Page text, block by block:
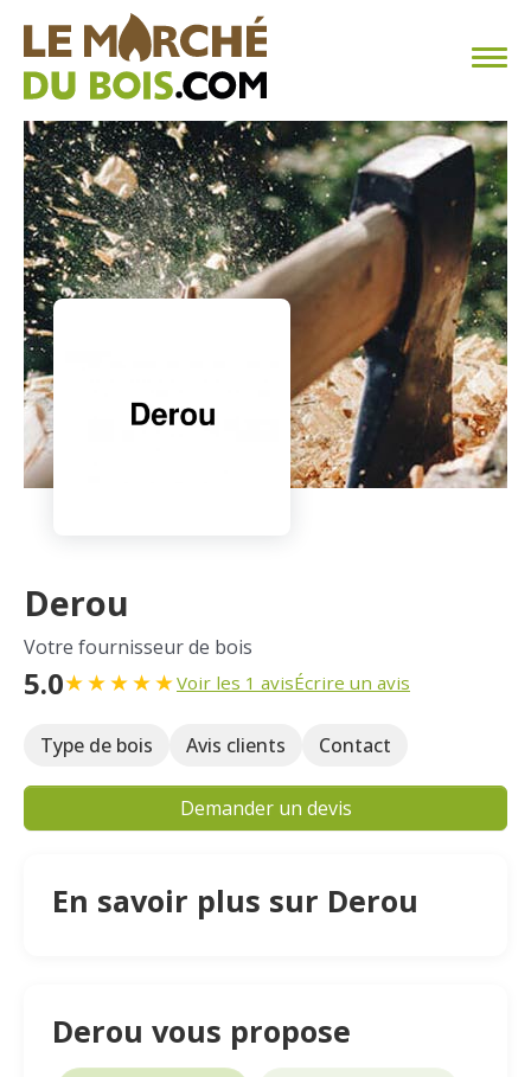
CHAUFFAGE AU BOIS
FAQ
CALCULER SA CONSOMMATION
TROUVER SON FOURNISSEUR
BLOG
ESPACE PRO
Derou
Votre fournisseur de bois
5.0★★★★★Voir les 1 avisÉcrire un avis
Type de bois Avis clients Contact
Demander un devis
En savoir plus sur Derou
Derou vous propose